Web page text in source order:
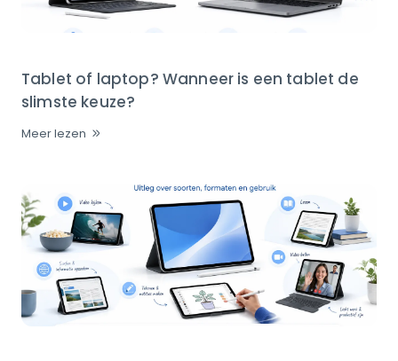
Tablet of laptop? Wanneer is een tablet de
slimste keuze?
Meer lezen